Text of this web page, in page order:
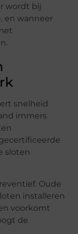
wordt bij
en wanneer
snelheid
immers
sloten
Oude
installeren
voorkomt
de